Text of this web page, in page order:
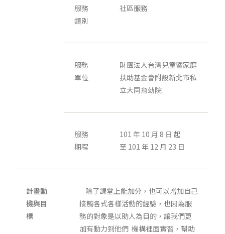
服務
類別
社區服務
服務
單位
財團法人台灣兒童暨家庭
扶助基金會附設新北市私
立大同育幼院
服務
期程
101 年 10 月 8 日 起
至 101 年 12 月 23 日
計畫動
機與目
標
除了課堂上能加分，也可以增加自己
接觸各式各樣活動的經驗，也因為服
務的對象是以助人為目的，讓我們更
加有動力到他們 機構裡面實習，幫助